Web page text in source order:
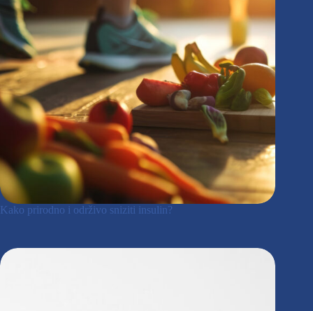
Kako prirodno i održivo sniziti insulin?